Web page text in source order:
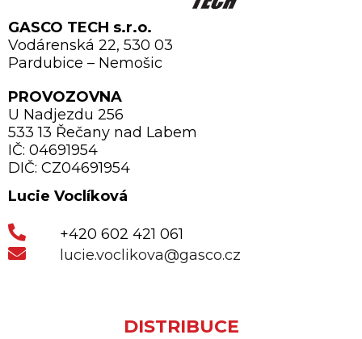
GASCO TECH s.r.o.
Vodárenská 22, 530 03
Pardubice – Nemošic
PROVOZOVNA
U Nadjezdu 256
533 13 Řečany nad Labem
IČ: 04691954
DIČ: CZ04691954
Lucie Voclíková
+420 602 421 061
lucie.voclikova@gasco.cz
DISTRIBUCE